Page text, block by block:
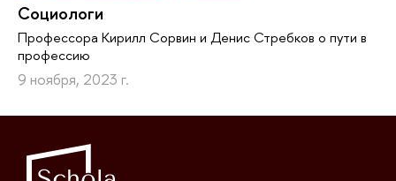
Социологи
Профессора Кирилл Сорвин и Денис Стребков о пути в
профессию
9 ноября, 2023 г.